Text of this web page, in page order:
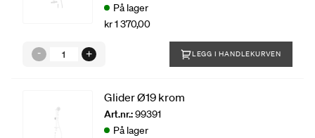
På lager
kr 1 370,00
LEGG I HANDLEKURVEN
Glider Ø19 krom
Art.nr.:99391
På lager